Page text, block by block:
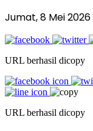
Jumat, 8 Mei 2026
URL berhasil dicopy
URL berhasil dicopy